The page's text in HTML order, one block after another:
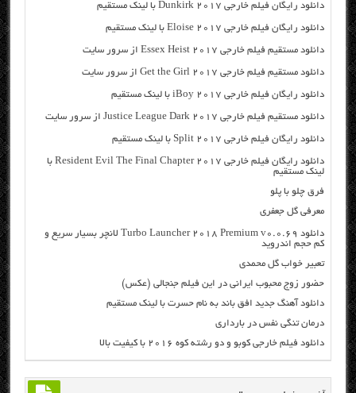
دانلود رایگان فیلم خارجی Dunkirk 2017 با لینک مستقیم
دانلود رایگان فیلم خارجی Eloise 2017 با لینک مستقیم
دانلود مستقیم فیلم خارجی Essex Heist 2017 از سرور سایت
دانلود مستقیم فیلم خارجی Get the Girl 2017 از سرور سایت
دانلود رایگان فیلم خارجی iBoy 2017 با لینک مستقیم
دانلود مستقیم فیلم خارجی Justice League Dark 2017 از سرور سایت
دانلود رایگان فیلم خارجی Split 2017 با لینک مستقیم
دانلود رایگان فیلم خارجی Resident Evil The Final Chapter 2017 با
لینک مستقیم
فرق چلو با پلو
معرفی گل جعفری
دانلود Turbo Launcher 2018 Premium v0.0.69 لانچر بسیار سریع و
کم حجم اندروید
تعبیر خواب گل محمدی
حضور زوج محبوب ایرانی در این فیلم جنجالی (عکس)
دانلود آهنگ جدید افق باند به نام حسرت با لینک مستقیم
درمان تنگی نفس در بارداری
دانلود فیلم خارجی کوبو و دو رشته کوه ۲۰۱۶ با کیفیت بالا